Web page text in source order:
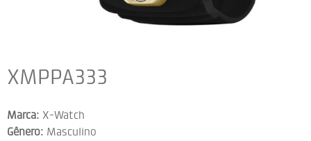
XMPPA333
Marca: X-Watch
Gênero: Masculino